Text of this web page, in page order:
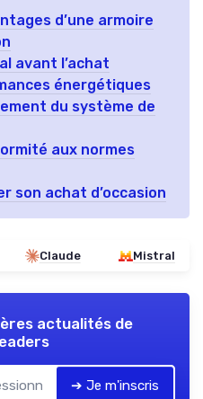
d’une armoire
avant l’achat
énergétiques
du système de
aux normes
son achat d’occasion
Claude Mistral
actualités de
➔ Je m'inscris